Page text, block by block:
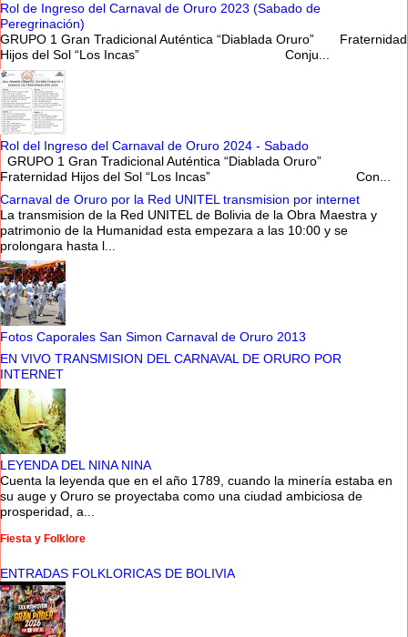
Rol de Ingreso del Carnaval de Oruro 2023 (Sabado de
Peregrinación)
GRUPO 1 Gran Tradicional Auténtica “Diablada Oruro” Fraternidad
Hijos del Sol “Los Incas” Conju...
Rol del Ingreso del Carnaval de Oruro 2024 - Sabado
GRUPO 1 Gran Tradicional Auténtica “Diablada Oruro”
Fraternidad Hijos del Sol “Los Incas” Con...
Carnaval de Oruro por la Red UNITEL transmision por internet
La transmision de la Red UNITEL de Bolivia de la Obra Maestra y
patrimonio de la Humanidad esta empezara a las 10:00 y se
prolongara hasta l...
Fotos Caporales San Simon Carnaval de Oruro 2013
EN VIVO TRANSMISION DEL CARNAVAL DE ORURO POR
INTERNET
LEYENDA DEL NINA NINA
Cuenta la leyenda que en el año 1789, cuando la minería estaba en
su auge y Oruro se proyectaba como una ciudad ambiciosa de
prosperidad, a...
Fiesta y Folklore
ENTRADAS FOLKLORICAS DE BOLIVIA